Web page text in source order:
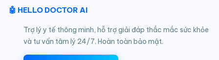
🤖 HELLO DOCTOR AI
Trợ lý y tế thông minh, hỗ trợ giải đáp thắc mắc sức khỏe
và tư vấn tâm lý 24/7. Hoàn toàn bảo mật.